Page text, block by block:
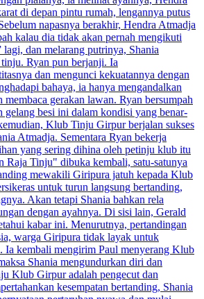
di depan pintu rumah, lengannya putus
napasnya berakhir, Hendra Atmadja
kalau dia tidak akan pernah mengikuti
dan melarang putrinya, Shania
Ryan pun berjanji. Ia
dan mengunci kekuatannya dengan
bahaya, ia hanya mengandalkan
gerakan lawan. Ryan bersumpah
gelang besi ini dalam kondisi yang benar-
Klub Tinju Girpur berjalan sukses
Atmadja. Sementara Ryan bekerja
yang sering dihina oleh petinju klub itu
Raja Tinju" dibuka kembali, satu-satunya
mewakili Giripura jatuh kepada Klub
untuk turun langsung bertanding,
Akan tetapi Shania bahkan rela
dengan ayahnya. Di sisi lain, Gerald
kabar ini. Menurutnya, pertandingan
warga Giripura tidak layak untuk
Ia kembali mengirim Paul menyerang Klub
Shania mengundurkan diri dan
Klub Girpur adalah pengecut dan
kesempatan bertanding, Shania